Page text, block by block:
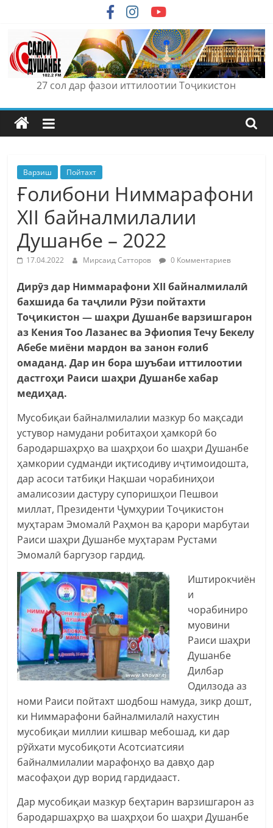
content
27 сол дар фазои иттилоотии Тоҷикистон
Варзиш Пойтахт
Ғолибони Ниммарафони
ХII байналмилалии
Душанбе – 2022
17.04.2022 Мирсаид Сатторов 0 Комментариев
Дирӯз дар Ниммарафони XII байналмилалӣ
бахшида ба таҷлили Рӯзи пойтахти
Тоҷикистон — шаҳри Душанбе варзишгарон
аз Кения Тоо Лазанес ва Эфиопия Течу Бекелу
Абебе миёни мардон ва занон ғолиб
омаданд. Дар ин бора шуъбаи иттилоотии
дастгоҳи Раиси шаҳри Душанбе хабар
медиҳад.
Мусобиқаи байналмилалии мазкур бо мақсади
устувор намудани робитаҳои ҳамкорӣ бо
бародаршаҳрҳо ва шаҳрҳои бо шаҳри Душанбе
ҳамкории судманди иқтисодиву иҷтимоидошта,
дар асоси татбиқи Нақшаи чорабиниҳои
амалисозии дастуру супоришҳои Пешвои
миллат, Президенти Ҷумҳурии Тоҷикистон
муҳтарам Эмомалӣ Раҳмон ва қарори марбутаи
Раиси шаҳри Душанбе муҳтарам Рустами
Эмомалӣ баргузор гардид.
Иштирокчиён
и
чорабиниро
муовини
Раиси шаҳри
Душанбе
Дилбар
Одилзода аз
номи Раиси пойтахт шодбош намуда, зикр дошт,
ки Ниммарафони байналмилалӣ нахустин
мусобиқаи миллии кишвар мебошад, ки дар
рӯйхати мусобиқоти Асотсиатсияи
байналмилалии марафонҳо ва давҳо дар
масофаҳои дур ворид гардидааст.
Дар мусобиқаи мазкур беҳтарин варзишгарон аз
бародаршаҳрҳо ва шаҳрҳои бо шаҳри Душанбе